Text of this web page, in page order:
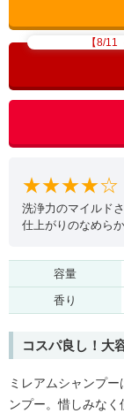
【8/
★★★★☆
洗浄力のマイルドさ
仕上がりのなめら
容量
香り
コスパ良し！大
ミレアムシャンプ
ンプー。惜しみな